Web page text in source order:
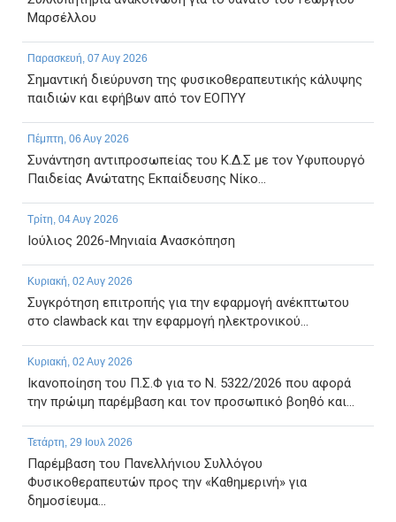
Μαρσέλλου
Παρασκευή, 07 Αυγ 2026
Σημαντική διεύρυνση της φυσικοθεραπευτικής κάλυψης
παιδιών και εφήβων από τον ΕΟΠΥΥ
Πέμπτη, 06 Αυγ 2026
Συνάντηση αντιπροσωπείας του Κ.Δ.Σ με τον Υφυπουργό
Παιδείας Ανώτατης Εκπαίδευσης Νίκο...
Τρίτη, 04 Αυγ 2026
Ιούλιος 2026-Μηνιαία Ανασκόπηση
Κυριακή, 02 Αυγ 2026
Συγκρότηση επιτροπής για την εφαρμογή ανέκπτωτου
στο clawback και την εφαρμογή ηλεκτρονικού...
Κυριακή, 02 Αυγ 2026
Ικανοποίηση του Π.Σ.Φ για το Ν. 5322/2026 που αφορά
την πρώιμη παρέμβαση και τον προσωπικό βοηθό και...
Τετάρτη, 29 Ιουλ 2026
Παρέμβαση του Πανελλήνιου Συλλόγου
Φυσικοθεραπευτών προς την «Καθημερινή» για
δημοσίευμα...